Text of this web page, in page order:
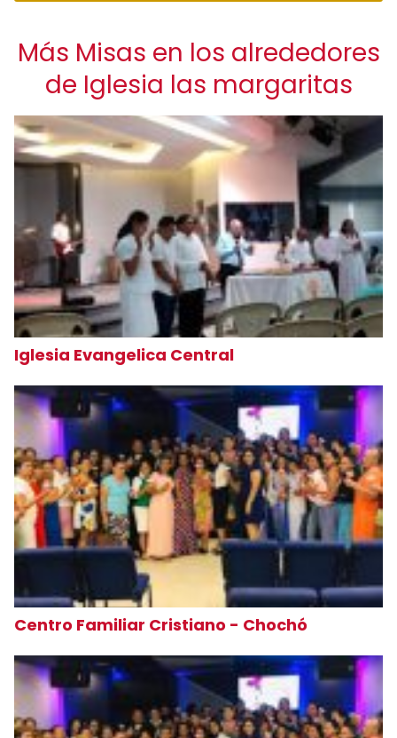
Más Misas en los alrededores
de Iglesia las margaritas
Iglesia Evangelica Central
Centro Familiar Cristiano - Chochó